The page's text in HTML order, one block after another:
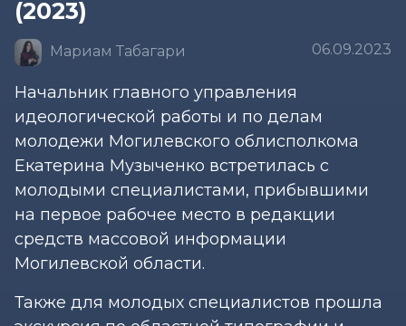
(2023)
Мариам Табагари 06.09.2023
Начальник главного управления
идеологической работы и по делам
молодежи Могилевского облисполкома
Екатерина Музыченко встретилась с
молодыми специалистами, прибывшими
на первое рабочее место в редакции
средств массовой информации
Могилевской области.
Также для молодых специалистов прошла